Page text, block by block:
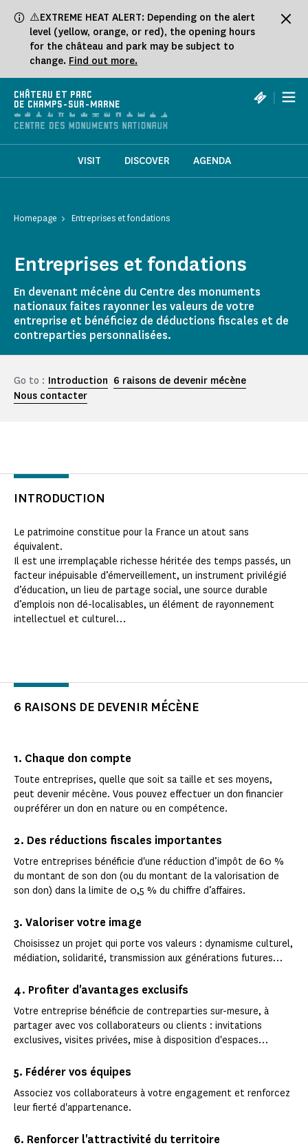
⚠️EXTREME HEAT ALERT: Depending on the alert
level (yellow, orange, or red), the opening hours
for the château and park may be subject to
change. Find out more.
CHÂTEAU ET PARC
DE CHAMPS-SUR-MARNE
|
VISIT DISCOVER AGENDA
Homepage Entreprises et fondations
Entreprises et fondations
En devenant mécène du Centre des monuments
nationaux faites rayonner les valeurs de votre
entreprise et bénéficiez de déductions fiscales et de
contreparties personnalisées.
Go to : Introduction 6 raisons de devenir mécène
Nous contacter
INTRODUCTION
Le patrimoine constitue pour la France un atout sans
équivalent.
Il est une irremplaçable richesse héritée des temps passés, un
facteur inépuisable d’émerveillement, un instrument privilégié
d’éducation, un lieu de partage social, une source durable
d’emplois non dé-localisables, un élément de rayonnement
intellectuel et culturel…
6 RAISONS DE DEVENIR MÉCÈNE
1. Chaque don compte
Toute entreprises, quelle que soit sa taille et ses moyens,
peut devenir mécène. Vous pouvez effectuer un don financier
ou préférer un don en nature ou en compétence.
2. Des réductions fiscales importantes
Votre entreprises bénéficie d'une réduction d’impôt de 60 %
du montant de son don (ou du montant de la valorisation de
son don) dans la limite de 0,5 % du chiffre d’affaires.
3. Valoriser votre image
Choisissez un projet qui porte vos valeurs : dynamisme culturel,
médiation, solidarité, transmission aux générations futures…
4. Profiter d'avantages exclusifs
Votre entreprise bénéficie de contreparties sur-mesure, à
partager avec vos collaborateurs ou clients : invitations
exclusives, visites privées, mise à disposition d'espaces…
5. Fédérer vos équipes
Associez vos collaborateurs à votre engagement et renforcez
leur fierté d'appartenance.
6. Renforcer l'attractivité du territoire